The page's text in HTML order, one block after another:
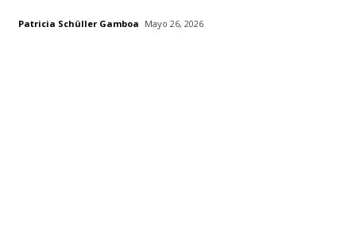
Patricia Schüller Gamboa Mayo 26, 2026